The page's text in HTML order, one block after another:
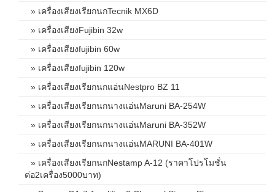
» เครื่องเสียงเรียกนกTecnik MX6D
» เครื่องเสียงFujibin 32w
» เครื่องเสียงfujibin 60w
» เครื่องเสียงfujibin 120w
» เครื่องเสียงเรียกนกแอ่นNestpro BZ 11
» เครื่องเสียงเรียกนกนางแอ่นMaruni BA-254W
» เครื่องเสียงเรียกนกนางแอ่นMaruni BA-352W
» เครื่องเสียงเรียกนกนางแอ่นMARUNI BA-401W
» เครื่องเสียงเรียกนกNestamp A-12 (ราคาโปรโมชั่น
ต่อ2เครื่อง5000บาท)